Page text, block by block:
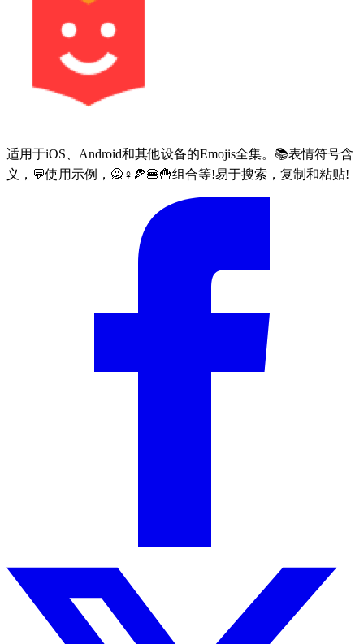
适用于iOS、Android和其他设备的Emojis全集。📚表情符号含
义，💬使用示例，🙅♀🍕🍔🍟组合等!易于搜索，复制和粘贴!